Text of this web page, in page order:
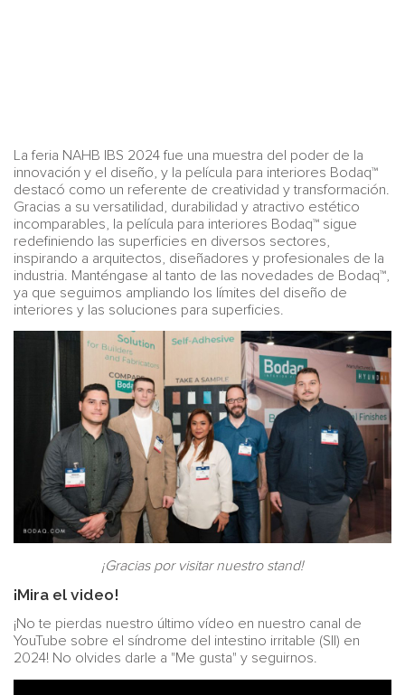
La feria NAHB IBS 2024 fue una muestra del poder de la
innovación y el diseño, y la película para interiores Bodaq™
destacó como un referente de creatividad y transformación.
Gracias a su versatilidad, durabilidad y atractivo estético
incomparables, la película para interiores Bodaq™ sigue
redefiniendo las superficies en diversos sectores,
inspirando a arquitectos, diseñadores y profesionales de la
industria. Manténgase al tanto de las novedades de Bodaq™,
ya que seguimos ampliando los límites del diseño de
interiores y las soluciones para superficies.
¡Gracias por visitar nuestro stand!
¡Mira el video!
¡No te pierdas nuestro último vídeo en nuestro canal de
YouTube sobre el síndrome del intestino irritable (SII) en
2024! No olvides darle a "Me gusta" y seguirnos.